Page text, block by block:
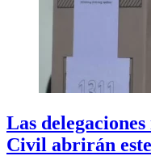
Las
Civil abrirán